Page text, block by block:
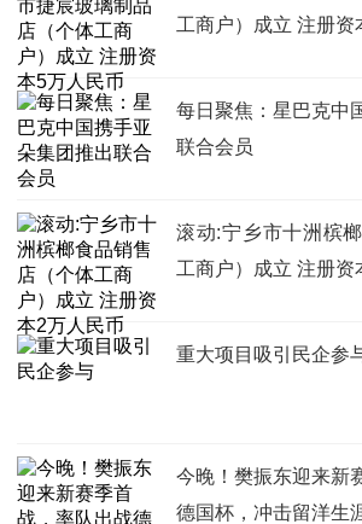
工商户）成立 注册资
每日聚焦：星巴克中
联合会员
滚动:宁乡市十洲槟
工商户）成立 注册资
重大项目吸引民企参
今晚！樊振东迎来新
德国杯，冲击留洋生